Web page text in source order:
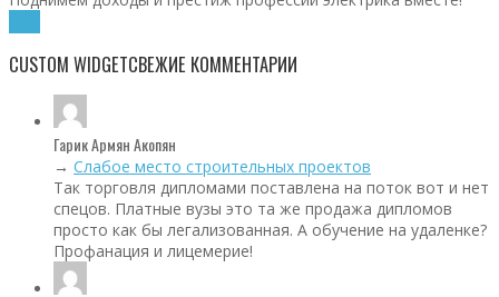
CUSTOM WIDGETСВЕЖИЕ КОММЕНТАРИИ
Гарик Армян Акопян
→ Слабое место строительных проектов
Так торговля дипломами поставлена на поток вот и нет
спецов. Платные вузы это та же продажа дипломов
просто как бы легализованная. А обучение на удаленке?
Профанация и лицемерие!